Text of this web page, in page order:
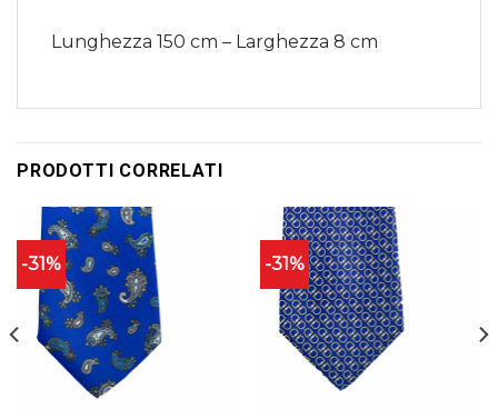
Lunghezza 150 cm – Larghezza 8 cm
PRODOTTI CORRELATI
-31% -31%